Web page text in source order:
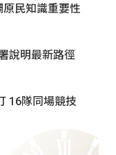
民知識重要性
說明最新路徑
16隊同場競技